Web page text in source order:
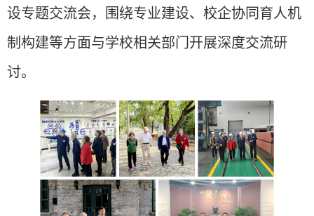
设专题交流会，围绕专业建设、校企协同育人机
制构建等方面与学校相关部门 开展深度交流研
讨。